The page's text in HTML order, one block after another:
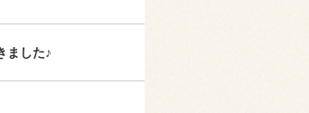
ました♪